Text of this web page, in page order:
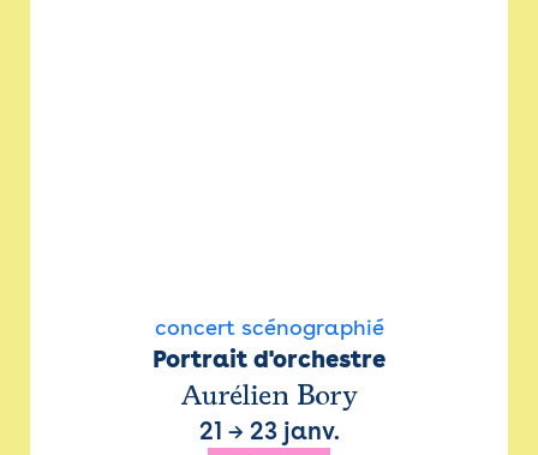
concert scénographié
Portrait d'orchestre
Aurélien Bory
21 → 23 janv.